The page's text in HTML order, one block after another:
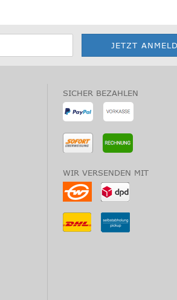
SICHER BEZAHLEN
WIR VERSENDEN MIT